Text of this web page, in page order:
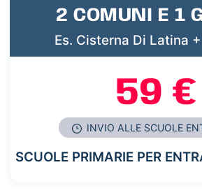
2 COMUNI E 1
Es. Cisterna Di Latina
59 €
INVIO ALLE SCUOLE
SCUOLE PRIMARIE PER